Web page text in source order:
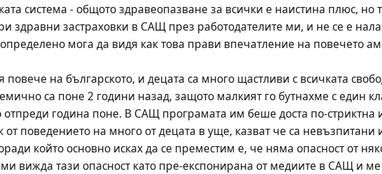
система - общото здравеопазване за всички е наистина плюс, но
здравни застраховки в САЩ през работодателите ми, и не се е
мога да видя как това прави впечатление на повечето
на българското, и децата са много щастливи с всичката
са поне 2 години назад, защото малкият го бутнахме с един
отпреди година поне. В САЩ програмата им беше доста по-
поведението на много от децата в уще, казват че са невъзпитани
който основно исках да се преместим е, че няма опасност от
вижда тази опасност като пре-експонирана от медиите в САЩ и